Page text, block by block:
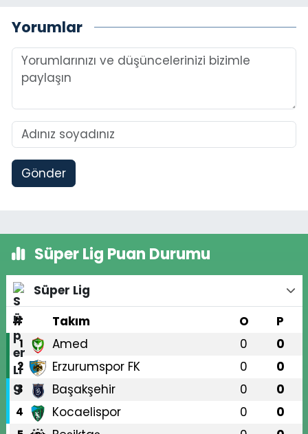
Yorumlar
Gönder
Süper Lig Puan Durumu
Süper Lig
#
Takım O P
1 Amed 0 0
2 Erzurumspor FK 0 0
3 Başakşehir 0 0
4 Kocaelispor 0 0